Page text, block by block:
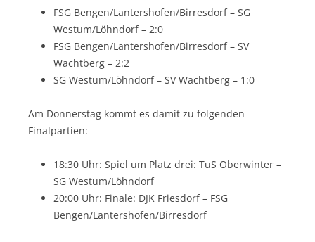
FSG Bengen/Lantershofen/Birresdorf – SG
Westum/Löhndorf – 2:0
FSG Bengen/Lantershofen/Birresdorf – SV
Wachtberg – 2:2
SG Westum/Löhndorf – SV Wachtberg – 1:0
Am Donnerstag kommt es damit zu folgenden
Finalpartien:
18:30 Uhr: Spiel um Platz drei: TuS Oberwinter –
SG Westum/Löhndorf
20:00 Uhr: Finale: DJK Friesdorf – FSG
Bengen/Lantershofen/Birresdorf